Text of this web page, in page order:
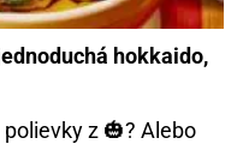
hokkaido,
z 🎃? Alebo